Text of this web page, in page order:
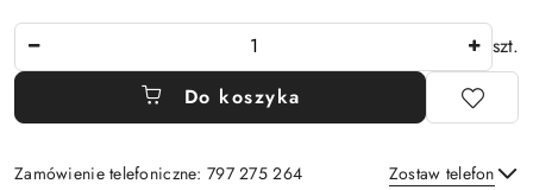
szt.
Do koszyka
Zamówienie telefoniczne: 797 275 264 Zostaw telefon